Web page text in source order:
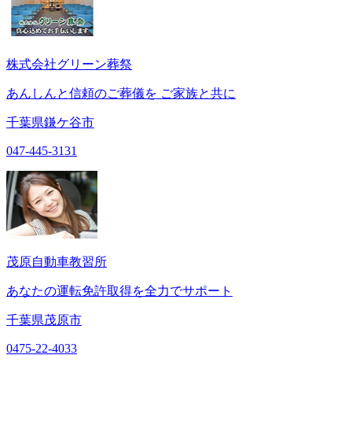
株式会社グリーン葬祭
あんしんと信頼のご葬儀を ご家族と共に
千葉県鎌ケ谷市
047-445-3131
茂原自動車教習所
あなたの運転免許取得を全力でサポート
千葉県茂原市
0475-22-4033